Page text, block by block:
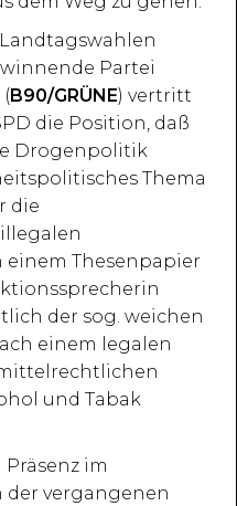
Partei
(B90/GRÜNE) vertritt
die Position, daß
Drogenpolitik
Thema
die
einem Thesenpapier
der sog. weichen
einem legalen
und Tabak
im
der vergangenen